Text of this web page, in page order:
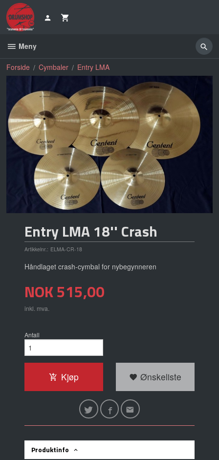
innholdet
Meny
Forside Cymbaler Entry LMA
Entry LMA 18'' Crash
Artikkelnr.: ELMA-CR-18
Håndlaget crash-cymbal for nybegynneren
Pris
NOK515,00
inkl. mva.
Antall
Kjøp Ønskeliste
Produktinfo